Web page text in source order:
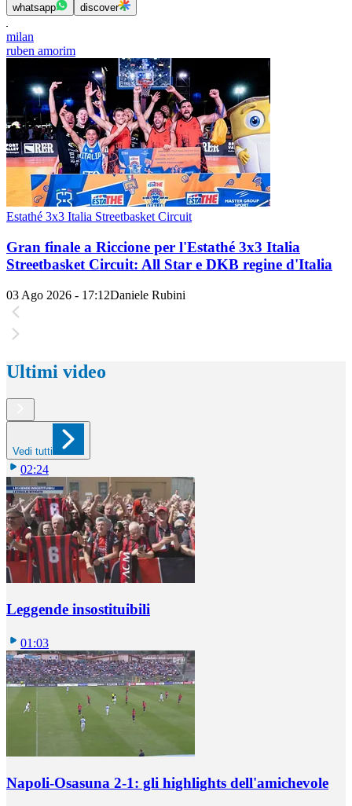
whatsapp discover
milan
ruben amorim
Estathé 3x3 Italia Streetbasket Circuit
Gran finale a Riccione per l'Estathé 3x3 Italia
Streetbasket Circuit: All Star e DKB regine d'Italia
03 Ago 2026 - 17:12Daniele Rubini
Ultimi video
Vedi tutti
02:24
Leggende insostituibili
01:03
Napoli-Osasuna 2-1: gli highlights dell'amichevole